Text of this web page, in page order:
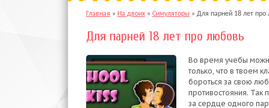
Главная » На двоих » Симуляторы » Для парней 18 лет про
Для парней 18 лет про любовь
Во время учебы
только, что в твоем
бороться за свою
противостояния. Так
за сердце одного